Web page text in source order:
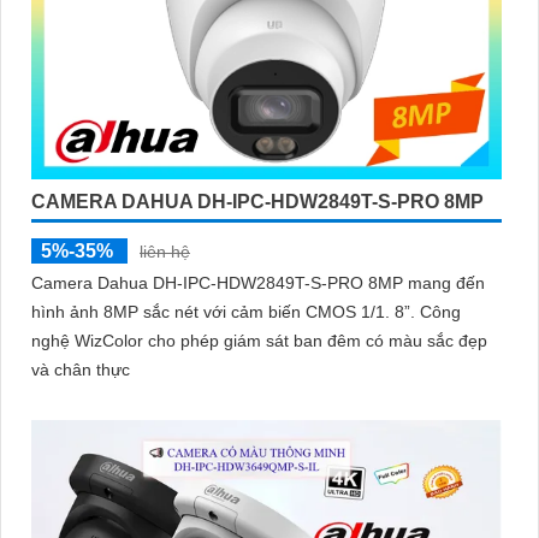
CAMERA DAHUA DH-IPC-HDW2849T-S-PRO 8MP
5%-35%
liên hệ
Camera Dahua DH-IPC-HDW2849T-S-PRO 8MP mang đến
hình ảnh 8MP sắc nét với cảm biến CMOS 1/1. 8”. Công
nghệ WizColor cho phép giám sát ban đêm có màu sắc đẹp
và chân thực